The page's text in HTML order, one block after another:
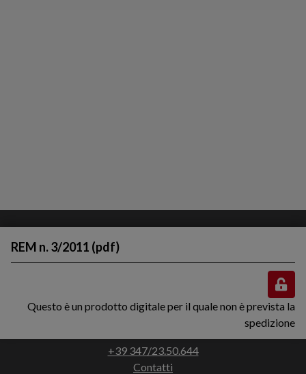
REM n. 3/2011 (pdf)
Questo è un prodotto digitale per il quale non è prevista la
spedizione
+39 347/23.50.644
Contatti